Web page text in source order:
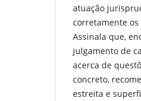
atuação
corretamente
Assinala que,
julgamento de
acerca de
concreto,
estreita e